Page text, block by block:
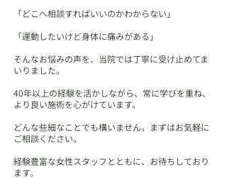
「どこへ相談すればいいのかわからない」
「運動したいけど身体に痛みがある」
そんなお悩みの声を、当院では丁寧に受け止めてま
いりました。
40年以上の経験を活かしながら、常に学びを重ね、
より良い施術を心がけています。
どんな些細なことでも構いません。まずはお気軽に
ご相談ください。
経験豊富な女性スタッフとともに、お待ちしており
ます。